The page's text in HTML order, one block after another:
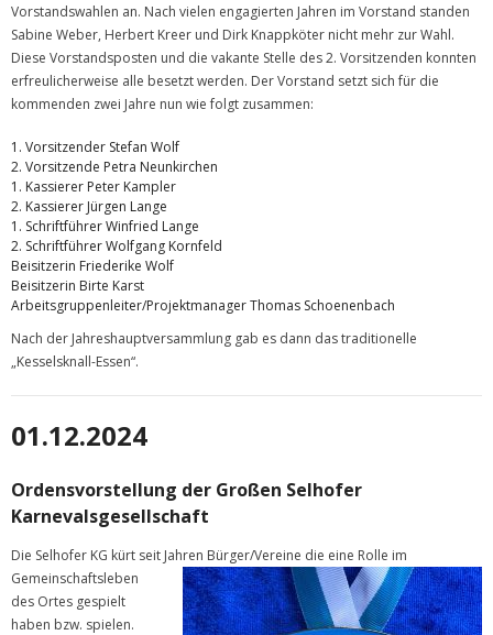
Galerie
Sponsoren
Vorstandswahlen an. Nach vielen engagierten Jahren im Vorstand standen
Sabine Weber, Herbert Kreer und Dirk Knappköter nicht mehr zur Wahl.
Diese Vorstandsposten und die vakante Stelle des 2. Vorsitzenden konnten
erfreulicherweise alle besetzt werden. Der Vorstand setzt sich für die
kommenden zwei Jahre nun wie folgt zusammen:
1. Vorsitzender Stefan Wolf
2. Vorsitzende Petra Neunkirchen
1. Kassierer Peter Kampler
2. Kassierer Jürgen Lange
1. Schriftführer Winfried Lange
2. Schriftführer Wolfgang Kornfeld
Beisitzerin Friederike Wolf
Beisitzerin Birte Karst
Arbeitsgruppenleiter/Projektmanager Thomas Schoenenbach
Nach der Jahreshauptversammlung gab es dann das traditionelle
„Kesselsknall-Essen“.
01.12.2024
Ordensvorstellung der Großen Selhofer
Karnevalsgesellschaft
Die Selhofer KG kürt seit Jahren Bürger/Vereine die eine Rolle im
Gemeinschaftsleben
des Ortes gespielt
haben bzw. spielen.